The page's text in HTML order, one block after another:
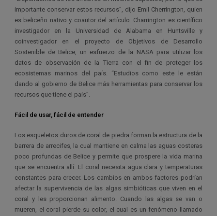
importante conservar estos recursos”, dijo Emil Cherrington, quien
es beliceño nativo y coautor del artículo. Charrington es científico
investigador en la Universidad de Alabama en Huntsville y
coinvestigador en el proyecto de Objetivos de Desarrollo
Sostenible de Belice, un esfuerzo de la NASA para utilizar los
datos de observación de la Tierra con el fin de proteger los
ecosistemas marinos del país. “Estudios como este le están
dando al gobierno de Belice más herramientas para conservar los
recursos que tiene el país”.
Fácil de usar, fácil de entender
Los esqueletos duros de coral de piedra forman la estructura de la
barrera de arrecifes, la cual mantiene en calma las aguas costeras
poco profundas de Belice y permite que prospere la vida marina
que se encuentra allí. El coral necesita agua clara y temperaturas
constantes para crecer. Los cambios en ambos factores podrían
afectar la supervivencia de las algas simbióticas que viven en el
coral y les proporcionan alimento. Cuando las algas se van o
mueren, el coral pierde su color, el cual es un fenómeno llamado